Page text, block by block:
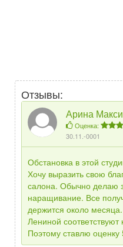
Отзывы:
Арина
Оценка:
30.11.-0001
Обстановка в этой
Хочу выразить свою
салона. Обычно делаю
наращивание. Все
держится около
Лениной соответствуют
Поэтому ставлю оценку